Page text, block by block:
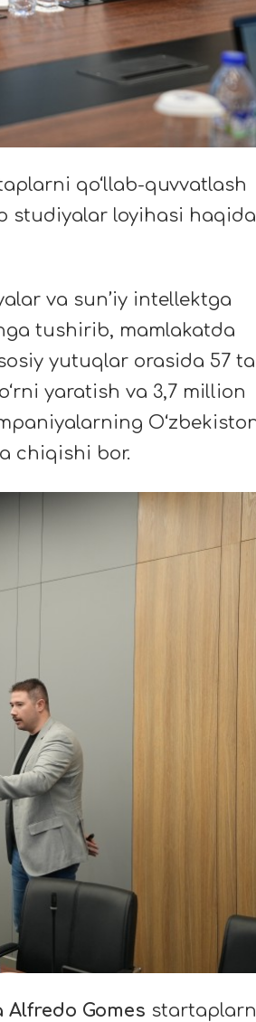
qo‘llab-quvvatlash
studiyalar loyihasi haqida
va sun’iy intellektga
tushirib, mamlakatda
yutuqlar orasida 57 ta
yaratish va 3,7 million
chiqishi bor.
Gomes